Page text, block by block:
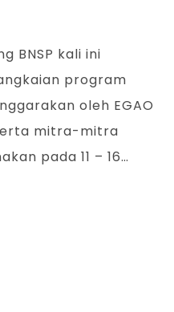
BNSP kali ini
program
oleh EGAO
mitra-mitra
pada 11 – 16…